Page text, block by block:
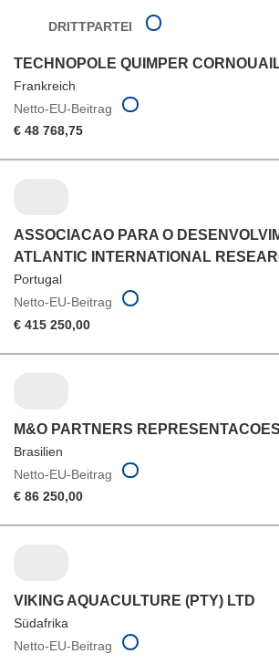
DRITTPARTEI
TECHNOPOLE QUIMPER
Frankreich
Netto-EU-Beitrag
€ 48 768,75
ASSOCIACAO PARA O
ATLANTIC INTERNATIONAL
Portugal
Netto-EU-Beitrag
€ 415 250,00
M&O PARTNERS
Brasilien
Netto-EU-Beitrag
€ 86 250,00
VIKING AQUACULTURE (PTY) LTD
Südafrika
Netto-EU-Beitrag